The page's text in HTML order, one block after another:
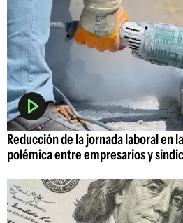
Reducción de la jornada laboral en
polémica entre empresarios y